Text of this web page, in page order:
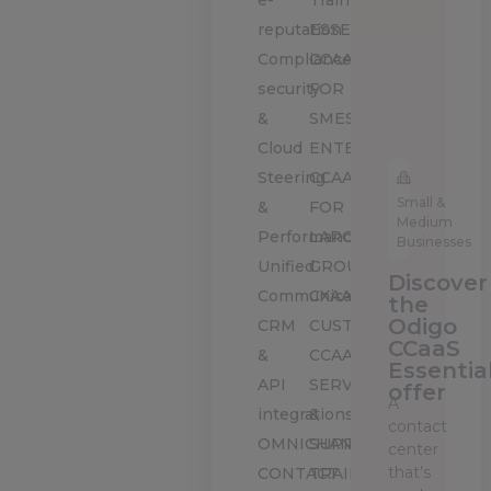
reputation
Compliance,
security
&
Cloud
Steering
&
Performance
Unified
Communications
CRM
&
API
integrations
OMNICHANNEL
CONTACT
ESSENTIAL:
CCAAS
FOR
SMES
ENTERPRISE:
CCAAS
FOR
LARGE
GROUPS
CXAAS:
CUSTOMIZED
CCAAS
SERVICE
&
SUPPORT
TRAINING
Small &
Medium
Businesses
Discover
the
Odigo
CCaaS
Essential
offer
A
contact
center
that’s